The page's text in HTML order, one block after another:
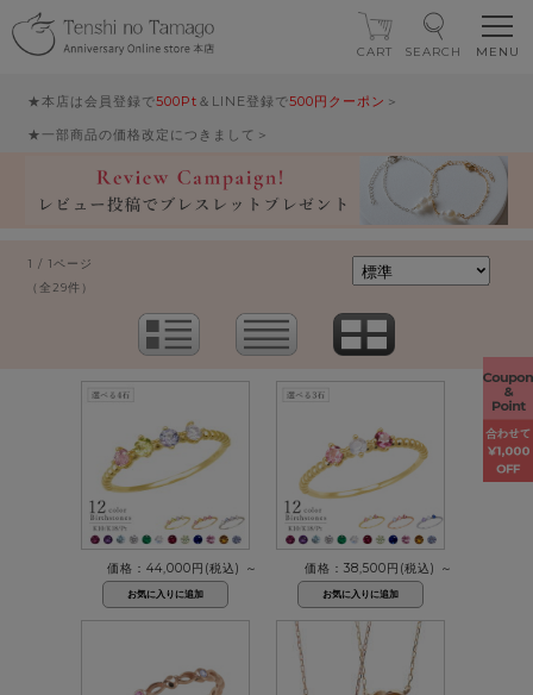
★本店は会員登録で500Pt ＆LINE登録で500円クーポン ＞
★一部商品の価格改定につきまして＞
CART SEARCH
1 / 1ページ
（全29件）
価格：44,000円(税込) ～ 価格：38,500円(税込) ～